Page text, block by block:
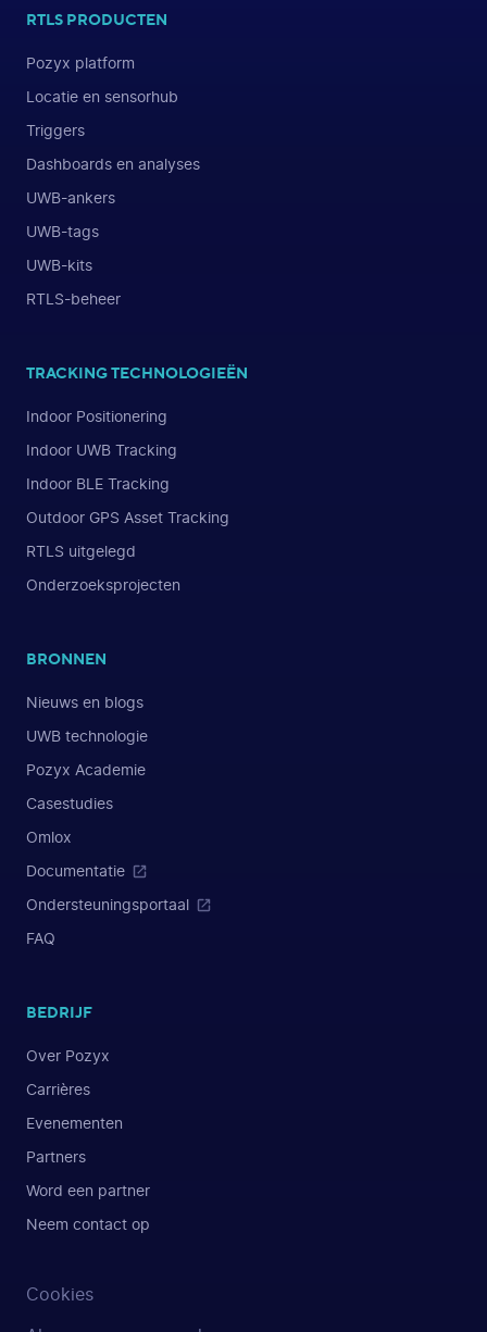
RTLS PRODUCTEN
Pozyx platform
Locatie en sensorhub
Triggers
Dashboards en analyses
UWB-ankers
UWB-tags
UWB-kits
RTLS-beheer
TRACKING TECHNOLOGIEËN
Indoor Positionering
Indoor UWB Tracking
Indoor BLE Tracking
Outdoor GPS Asset Tracking
RTLS uitgelegd
Onderzoeksprojecten
BRONNEN
Nieuws en blogs
UWB technologie
Pozyx Academie
Casestudies
Omlox
Documentatie
Ondersteuningsportaal
FAQ
BEDRIJF
Over Pozyx
Carrières
Evenementen
Partners
Word een partner
Neem contact op
Cookies